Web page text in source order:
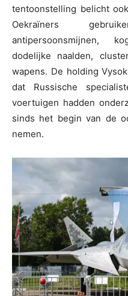
tentoonstelling belicht
Oekraïners
antipersoonsmijnen,
dodelijke naalden,
wapens. De holding
dat Russische
voertuigen hadden
sinds het begin van de
nemen.